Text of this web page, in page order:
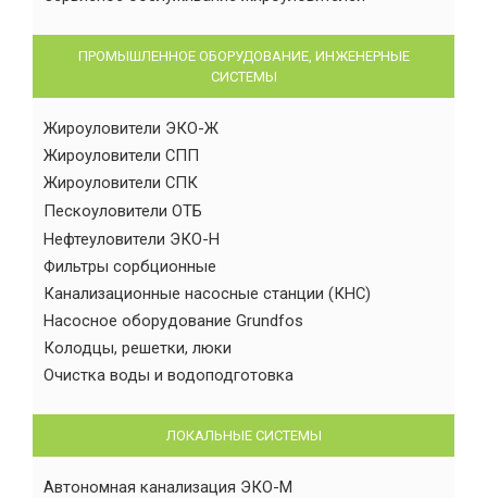
ПРОМЫШЛЕННОЕ ОБОРУДОВАНИЕ, ИНЖЕНЕРНЫЕ
СИСТЕМЫ
Жироуловители ЭКО-Ж
Жироуловители СПП
Жироуловители СПК
Пескоуловители ОТБ
Нефтеуловители ЭКО-Н
Фильтры сорбционные
Канализационные насосные станции (КНС)
Насосное оборудование Grundfos
Колодцы, решетки, люки
Очистка воды и водоподготовка
ЛОКАЛЬНЫЕ СИСТЕМЫ
Автономная канализация ЭКО-М